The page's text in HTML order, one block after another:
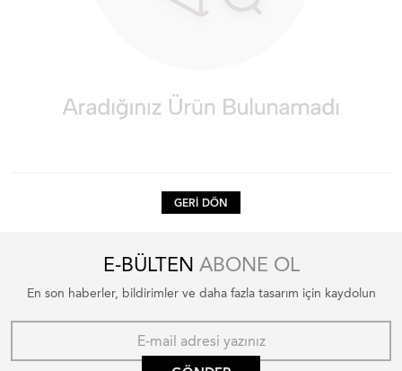
GERI DÖN
E-BÜLTEN ABONE OL
En son haberler, bildirimler ve daha fazla tasarım için kaydolun